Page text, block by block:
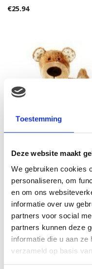
Toestemming
Deze website maakt
We gebruiken cookies
personaliseren, om
en om ons
informatie over uw
partners voor social
partners kunnen deze
informatie die u aan
verzameld op basis
€25.94
sigikid Beer, Sweety